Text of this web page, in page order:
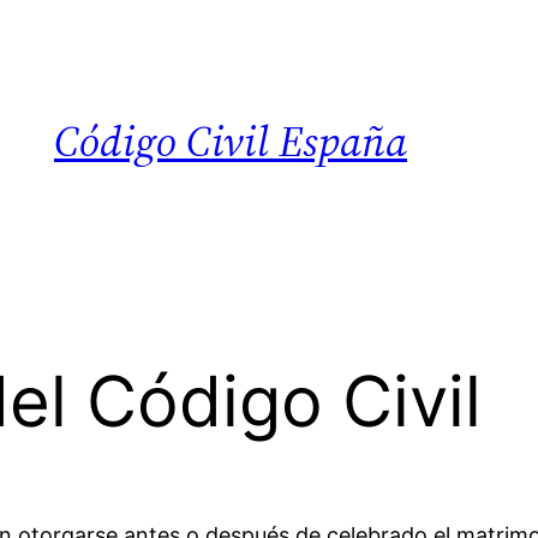
Código Civil España
Código Civil